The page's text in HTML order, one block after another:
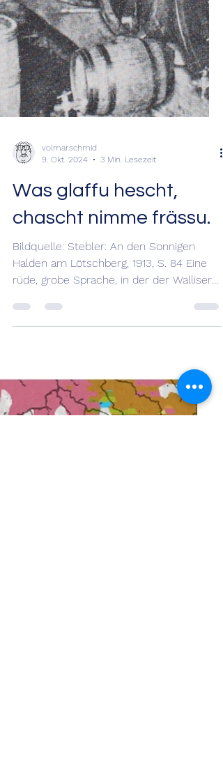
volmar.schmid
9. Okt. 2024
3 Min. Lesezeit
Was glaffu hescht,
rüde, grobe Sprache, in der der Walliser
mahnt! Es geht ums...